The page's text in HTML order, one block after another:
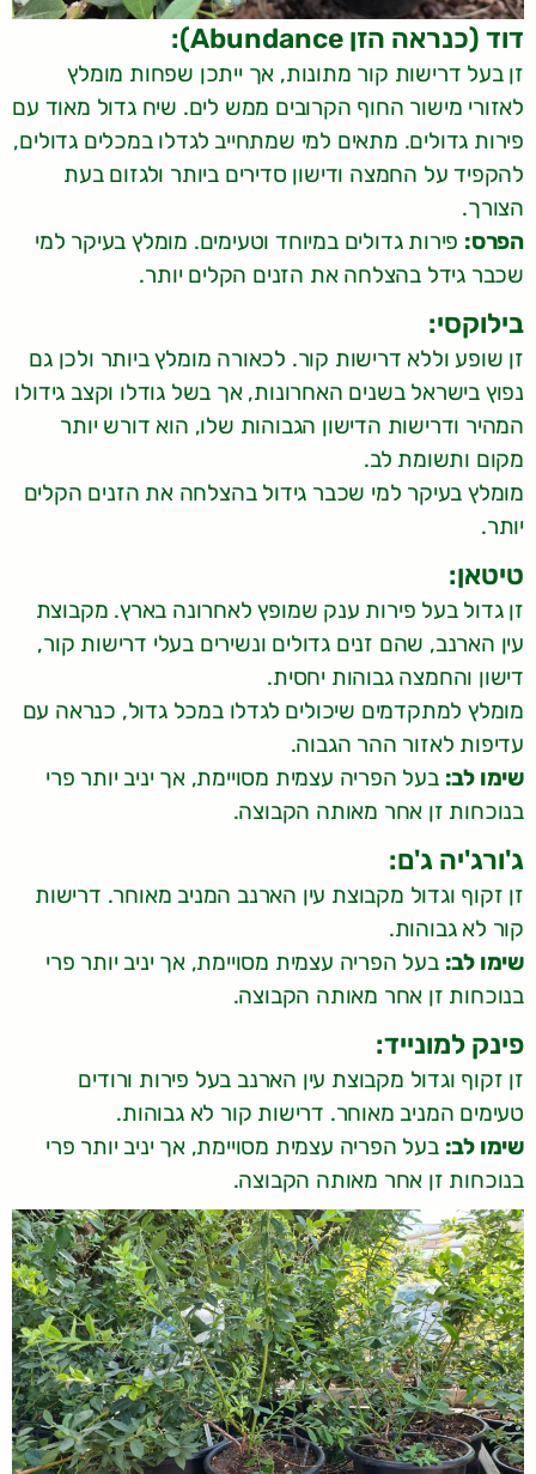
דוד (כנראה הזן Abundance):
זן בעל דרישות קור מתונות, אך ייתכן שפחות מומלץ
לאזורי מישור החוף הקרובים ממש לים. שיח גדול מאוד עם
פירות גדולים. מתאים למי שמתחייב לגדלו במכלים גדולים,
להקפיד על החמצה ודישון סדירים ביותר ולגזום בעת
הצורך.
הפרס: פירות גדולים במיוחד וטעימים. מומלץ בעיקר למי
שכבר גידל בהצלחה את הזנים הקלים יותר.
בילוקסי:
זן שופע וללא דרישות קור. לכאורה מומלץ ביותר ולכן גם
נפוץ בישראל בשנים האחרונות, אך בשל גודלו וקצב גידולו
המהיר ודרישות הדישון הגבוהות שלו, הוא דורש יותר
מקום ותשומת לב.
מומלץ בעיקר למי שכבר גידול בהצלחה את הזנים הקלים
יותר.
טיטאן:
זן גדול בעל פירות ענק שמופץ לאחרונה בארץ. מקבוצת
עין הארנב, שהם זנים גדולים ונשירים בעלי דרישות קור,
דישון והחמצה גבוהות יחסית.
מומלץ למתקדמים שיכולים לגדלו במכל גדול, כנראה עם
עדיפות לאזור ההר הגבוה.
שימו לב: בעל הפריה עצמית מסויימת, אך יניב יותר פרי
בנוכחות זן אחר מאותה הקבוצה.
ג'ורג'יה ג'ם:
זן זקוף וגדול מקבוצת עין הארנב המניב מאוחר. דרישות
קור לא גבוהות.
שימו לב: בעל הפריה עצמית מסויימת, אך יניב יותר פרי
בנוכחות זן אחר מאותה הקבוצה.
פינק למונייד:
זן זקוף וגדול מקבוצת עין הארנב בעל פירות ורודים
טעימים המניב מאוחר. דרישות קור לא גבוהות.
שימו לב: בעל הפריה עצמית מסויימת, אך יניב יותר פרי
בנוכחות זן אחר מאותה הקבוצה.